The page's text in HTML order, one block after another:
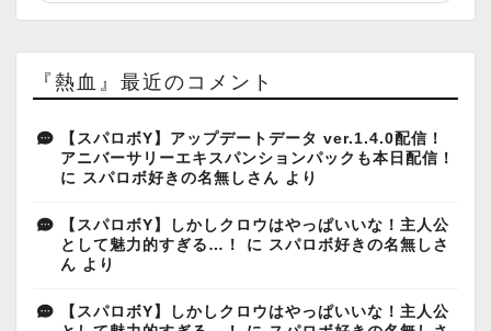
『熱血』最近のコメント
【スパロボY】アップデートデータ ver.1.4.0配信！
アニバーサリーエキスパンションパックも本日配信！
に スパロボ好きの名無しさん より
【スパロボY】しかしクロウはやっぱいいな！主人公
として魅力的すぎる…！
に スパロボ好きの名無しさ
ん より
【スパロボY】しかしクロウはやっぱいいな！主人公